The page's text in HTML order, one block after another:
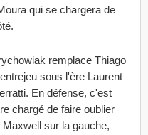
qui se chargera de
remplace Thiago
sous l'ère Laurent
En défense, c'est
chargé de faire oublier
sur la gauche,